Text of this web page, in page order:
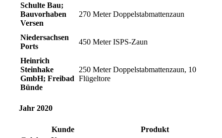
Schulte Bau;
Bauvorhaben
Versen
270 Meter Doppelstabmattenzaun
Niedersachsen
Ports
450 Meter ISPS-Zaun
Heinrich
Steinhake
GmbH; Freibad
Bünde
250 Meter Doppelstabmattenzaun, 10
Flügeltore
Jahr 2020
Kunde
Produkt